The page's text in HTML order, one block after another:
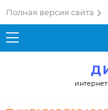
Полная версия сайта